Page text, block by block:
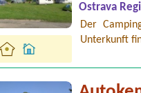
Ostrava
Der
Unterkunft